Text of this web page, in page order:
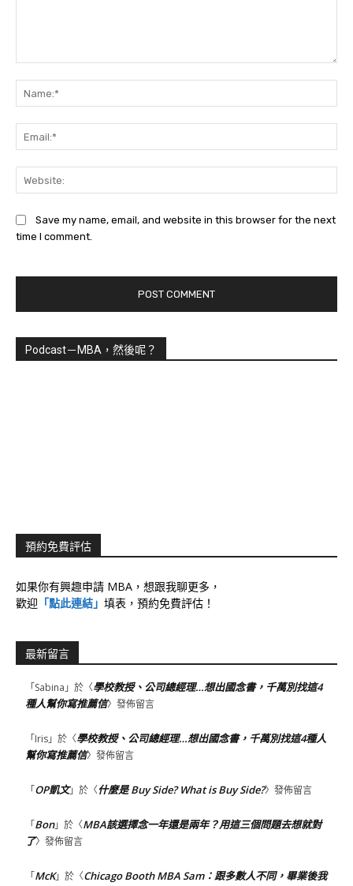
Save my name, email, and website in this browser for the next
time I comment.
Podcast－MBA，然後呢？
預約免費評估
如果你有興趣申請 MBA，想跟我聊更多，
歡迎 「點此連結」 填表，預約免費評估！
最新留言
「 Sabina」於〈學校教授、公司總經理…想出國念書，千萬別找這4
種人幫你寫推薦信〉發佈留言
「 Iris」於〈學校教授、公司總經理…想出國念書，千萬別找這4種人
幫你寫推薦信〉發佈留言
「 OP凱文」於〈什麼是 Buy Side? What is Buy Side?〉發佈留言
「 Bon」於〈MBA該選擇念一年還是兩年？用這三個問題去想就對
了〉發佈留言
「 McK」於〈Chicago Booth MBA Sam：跟多數人不同，畢業後我